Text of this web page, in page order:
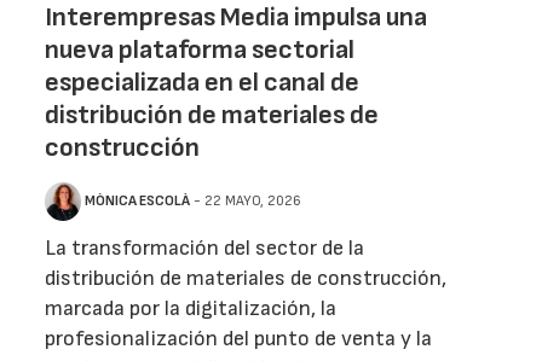
Interempresas Media impulsa una
nueva plataforma sectorial
especializada en el canal de
distribución de materiales de
construcción
MÒNICA ESCOLÀ - 22 MAYO, 2026
La transformación del sector de la
distribución de materiales de construcción,
marcada por la digitalización, la
profesionalización del punto de venta y la